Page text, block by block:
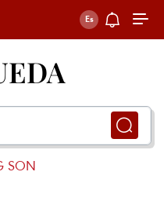
SON